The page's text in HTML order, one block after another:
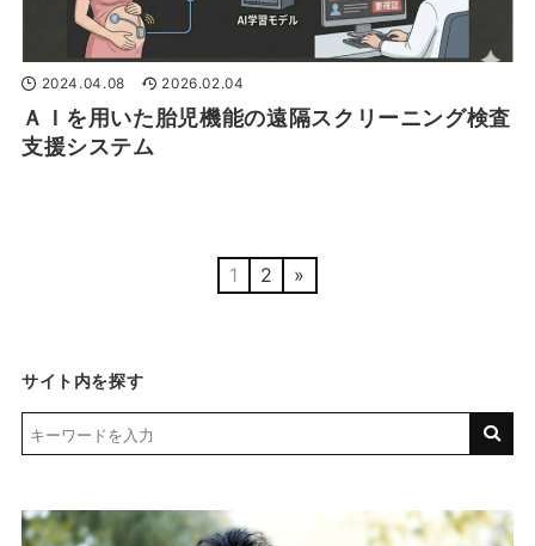
2024.04.08 2026.02.04
ＡＩを用いた胎児機能の遠隔スクリーニング検査
支援システム
1 2 »
サイト内を探す